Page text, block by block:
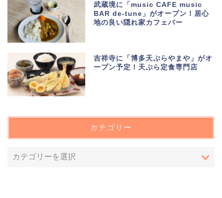
武蔵境に「music CAFE music
BAR de-tune」がオープン！居心
地の良い隠れ家カフェバー
吉祥寺に「博多天ぷらやまや」がオ
ープン予定！天ぷら定食専門店
カテゴリー